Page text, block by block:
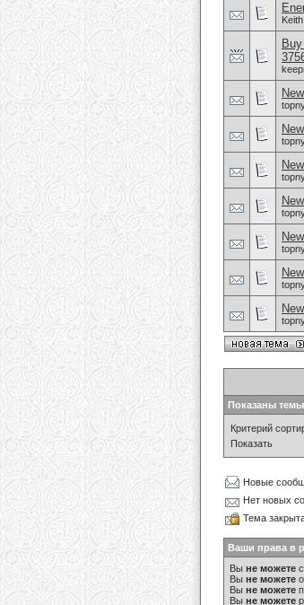
Keith
Показаны темы
Критерий
Показать
Новые
Нет новых
Тема
Ваши права в
Вы не можете
Вы не можете
Вы не можете
Вы не можете